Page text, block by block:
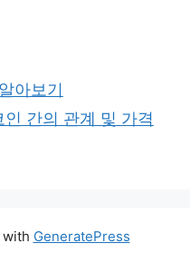
아보기
간의 관계 및 가격
with GeneratePress